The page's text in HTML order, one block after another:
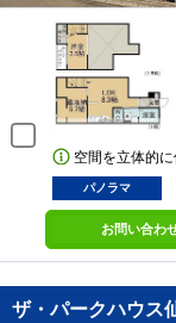
空間を立体的
パノラマ
お問い合わ
ザ・パークハウス